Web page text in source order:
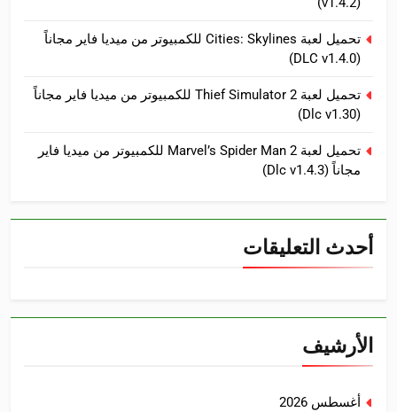
تحميل لعبة Cities: Skylines للكمبيوتر من ميديا فاير مجاناً
(DLC v1.4.0)
تحميل لعبة Thief Simulator 2 للكمبيوتر من ميديا فاير مجاناً
(Dlc v1.30)
تحميل لعبة Marvel’s Spider Man 2 للكمبيوتر من ميديا فاير
مجاناً (Dlc v1.4.3)
أحدث التعليقات
الأرشيف
أغسطس 2026